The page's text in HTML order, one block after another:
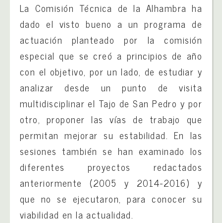
La Comisión Técnica de la Alhambra ha
dado el visto bueno a un programa de
actuación planteado por la comisión
especial que se creó a principios de año
con el objetivo, por un lado, de estudiar y
analizar desde un punto de visita
multidisciplinar el Tajo de San Pedro y por
otro, proponer las vías de trabajo que
permitan mejorar su estabilidad. En las
sesiones también se han examinado los
diferentes proyectos redactados
anteriormente (2005 y 2014-2016) y
que no se ejecutaron, para conocer su
viabilidad en la actualidad.